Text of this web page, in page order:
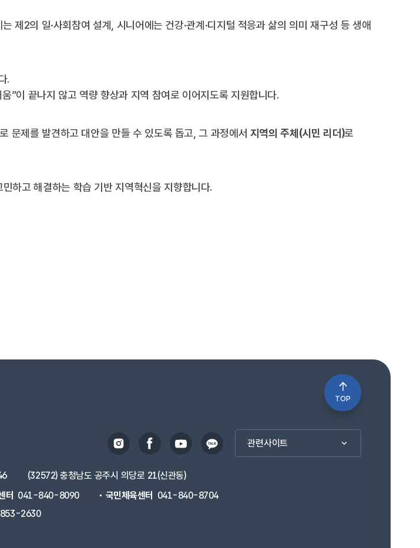
2의 일·사회참여 설계, 시니어에는 건강·관계·디지털 적응과 삶의 의미 재구성 등 생애
.
”이 끝나지 않고 역량 향상과 지역 참여로 이어지도록 지원합니다.
문제를 발견하고 대안을 만들 수 있도록 돕고, 그 과정에서 지역의 주체(시민 리더)로
하고 해결하는 학습 기반 지역혁신을 지향합니다.
TOP
관련사이트
(32572) 충청남도 공주시 의당로 21(신관동)
터 041-840-8090 국민체육센터
041-840-8704
2630